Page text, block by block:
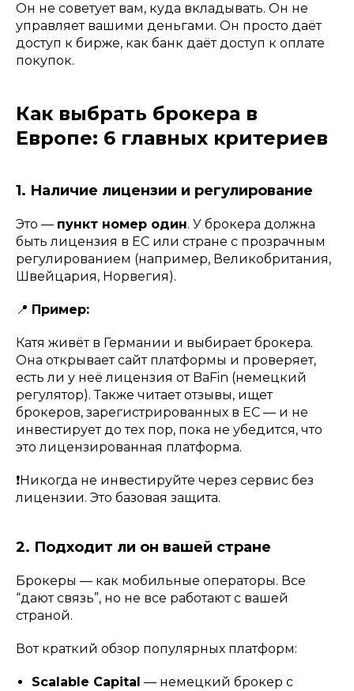
Он не советует вам, куда вкладывать. Он не
управляет вашими деньгами. Он просто даёт
доступ к бирже, как банк даёт доступ к оплате
покупок.
Как выбрать брокера в
Европе: 6 главных критериев
1. Наличие лицензии и регулирование
Это — пункт номер один. У брокера должна
быть лицензия в ЕС или стране с прозрачным
регулированием (например, Великобритания,
Швейцария, Норвегия).
📍 Пример:
Катя живёт в Германии и выбирает брокера.
Она открывает сайт платформы и проверяет,
есть ли у неё лицензия от BaFin (немецкий
регулятор). Также читает отзывы, ищет
брокеров, зарегистрированных в ЕС — и не
инвестирует до тех пор, пока не убедится, что
это лицензированная платформа.
❗️Никогда не инвестируйте через сервис без
лицензии. Это базовая защита.
2. Подходит ли он вашей стране
Брокеры — как мобильные операторы. Все
“дают связь”, но не все работают с вашей
страной.
Вот краткий обзор популярных платформ:
Scalable Capital — немецкий брокер с